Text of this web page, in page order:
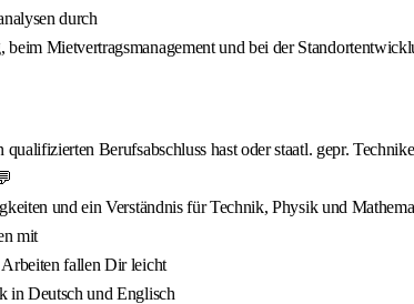
durch
Mietvertragsmanagement und bei der
Berufsabschluss hast oder staatl. gepr.
und ein Verständnis für Technik, Physik und
mit
fallen Dir leicht
in Deutsch und Englisch